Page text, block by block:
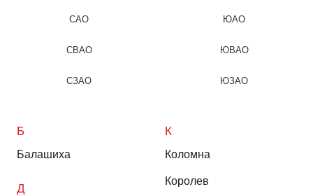
САО
СВАО
СЗАО
ЮАО
ЮВАО
ЮЗАО
Б
Балашиха
Д
К
Коломна
Королев